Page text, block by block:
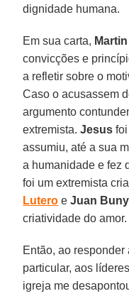
dignidade humana.
Em sua carta,
convicções e
a refletir sobre o
Caso o acusassem
argumento
extremista.Jesus
assumiu, até a sua
a humanidade e fez
foi um extremista
Lutero eJuan
criatividade do amor.
Então, ao
particular, aos
igreja me